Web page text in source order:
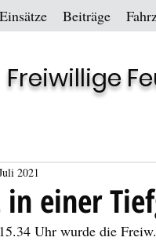
Einsätze Beiträge
Freiwillige
einer
2021
Uhr wurde die